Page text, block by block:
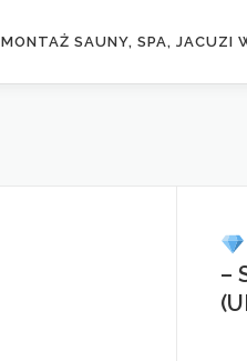
MONTAŻ SAUNY, SPA, JACUZI
–